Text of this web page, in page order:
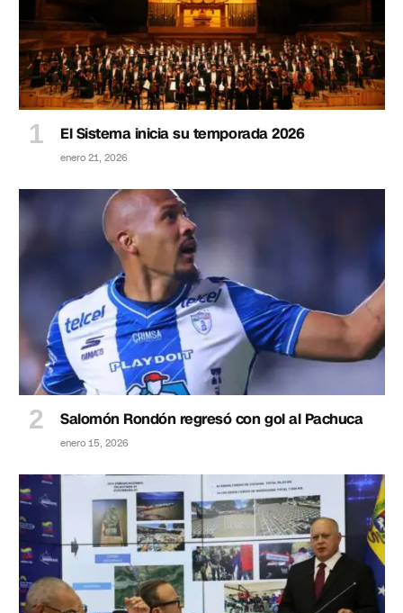
El Sistema inicia su temporada 2026
enero 21, 2026
Salomón Rondón regresó con gol al Pachuca
enero 15, 2026